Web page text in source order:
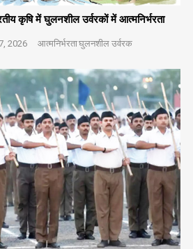
कृषि में घुलनशील उर्वरकों में आत्मनिर्भरता
2026 आत्मनिर्भरताघुलनशील उर्वरक